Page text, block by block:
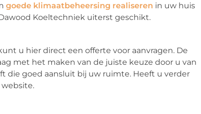
goede klimaatbeheersing realiseren in uw huis
Koeltechniek uiterst geschikt.
u hier direct een offerte voor aanvragen. De
met het maken van de juiste keuze door u van
die goed aansluit bij uw ruimte. Heeft u verder